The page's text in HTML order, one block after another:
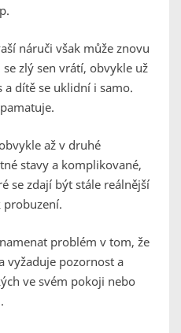
náruči však může znovu
zlý sen vrátí, obvykle už
a dítě se uklidní i samo.
až v druhé
stavy a komplikované,
se zdají být stále reálnější
probuzení.
problém v tom, že
vyžaduje pozornost a
ve svém pokoji nebo